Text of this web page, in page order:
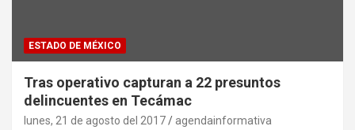
ESTADO DE MÉXICO
Tras operativo capturan a 22 presuntos
delincuentes en Tecámac
lunes, 21 de agosto del 2017 agendainformativa